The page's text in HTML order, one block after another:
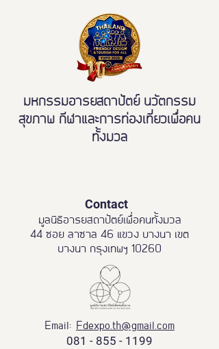
เข้าถึงบริการสาธารณะ
อย่างเท่าเทียม
มหกรรมอารยสถาปัตย์ นวัตกรรม
สุขภาพ กีฬาและการท่องเที่ยวเพื่อคน
ทั้งมวล
Contact
มูลนิธิอารยสถาปัตย์เพื่อคนทั้งมวล
44 ซอย ลาซาล 46 แขวง บางนา เขต
บางนา กรุงเทพฯ 10260
Email: Fdexpo.th@gmail.com
081 - 855 - 1199